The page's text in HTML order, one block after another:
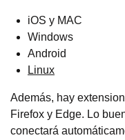
iOS y MAC
Windows
Android
Linux
Además, hay
Firefox y Edge. Lo
conectará